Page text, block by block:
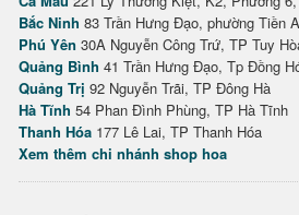
Bắc Ninh 83 Trần Hưng Đạo, phường Tiền
Phú Yên 30A Nguyễn Công Trứ, TP Tuy
Quảng Bình 41 Trần Hưng Đạo, Tp Đồng
Quảng Trị 92 Nguyễn Trãi, TP Đông Hà
Hà Tĩnh 54 Phan Đình Phùng, TP Hà Tĩnh
Thanh Hóa 177 Lê Lai, TP Thanh Hóa
Xem thêm chi nhánh shop hoa